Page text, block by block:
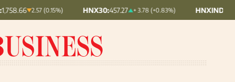
2.57 (0.15%) HNX30: 457.27 + 3.78 (+0.83%) HNXINDEX: 296.26